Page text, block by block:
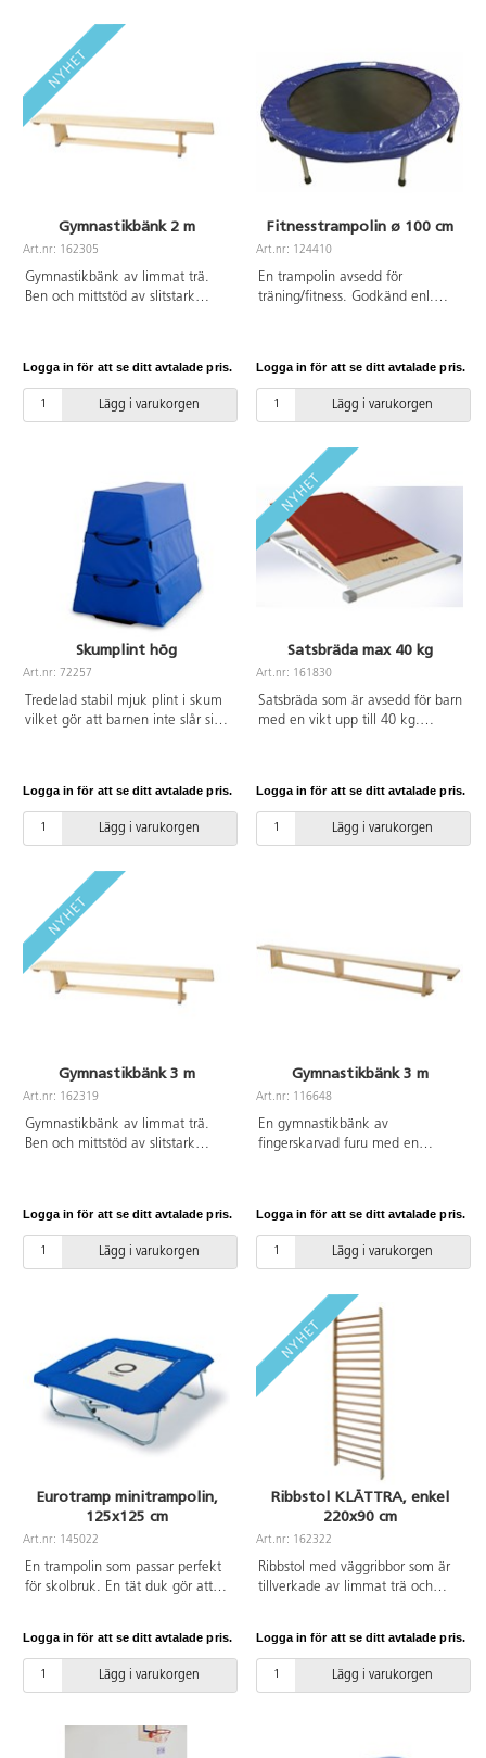
Gymnastikbänk 2 m
Art.nr: 162305
Gymnastikbänk av limmat trä.
Ben och mittstöd av slitstark
benen är rundade. Bänken har
en krok som gör att den kan
hängas på en ribbstol eller i
användas som balans för
övningar. Alla element är målade
med slitstark vattenbaserad lack.
Bänkskivans mått: 3 cm tjock,
25 cm bred. Höjd: 31 cm.
Bänken uppfyller kraven i EN
Logga in för att se ditt avtalade pris.
Lägg i varukorgen
Fitnesstrampolin ø 100 cm
Art.nr: 124410
En trampolin avsedd för
träning/fitness. Godkänd enl.
Logga in för att se ditt avtalade pris.
Lägg i varukorgen
Skumplint hög
Art.nr: 72257
Tredelad stabil mjuk plint i skum
vilket gör att barnen inte slår sig
använda både var för sig eller
tillsammans. Bärhandtag på
nedersta delen för enklare
PU-skum och överdrag av PVC
utan förbjudna ftalater.
Logga in för att se ditt avtalade pris.
Lägg i varukorgen
Satsbräda max 40 kg
Art.nr: 161830
Satsbräda som är avsedd för barn
med en vikt upp till 40 kg.
dessutom utrustad med ett lager
av skum. Underdelen är utrustad
med halkfria, icke-märkande
Logga in för att se ditt avtalade pris.
Lägg i varukorgen
Gymnastikbänk 3 m
Art.nr: 162319
Gymnastikbänk av limmat trä.
Ben och mittstöd av slitstark
benen är rundade. Bänken har
en krok som gör att den kan
hängas på en ribbstol eller i
användas som balans för
övningar. Alla element är målade
med slitstark vattenbaserad lack.
Bänkskivans mått: 3 cm tjock,
25 cm bred. Höjd: 31 cm.
Bänken uppfyller kraven i EN
Logga in för att se ditt avtalade pris.
Lägg i varukorgen
Gymnastikbänk 3 m
Art.nr: 116648
En gymnastikbänk av
fingerskarvad furu med en
underlaget. L300xB22xH30 cm.
Balansskivan undertill är 10 cm
bred. Godkänd enl. Standard PN-
913:2008.
Logga in för att se ditt avtalade pris.
Lägg i varukorgen
Eurotramp minitrampolin,
125x125 cm
Art.nr: 145022
En trampolin som passar perfekt
för skolbruk. En tät duk gör att
stabil och kan justeras i höjd och
lutning. Komplett med
heltäckande ramskydd. Mått:
Vikt: ca 28 kg.
Logga in för att se ditt avtalade pris.
Lägg i varukorgen
Ribbstol KLÄTTRA, enkel
220x90 cm
Art.nr: 162322
Ribbstol med väggribbor som är
tillverkade av limmat trä och
lack. Stegpinnar med ovalt
tvärsnitt 43x33 mm. Avstånd
mellan stegpinnar 9,5 cm. Mått:
Logga in för att se ditt avtalade pris.
Lägg i varukorgen